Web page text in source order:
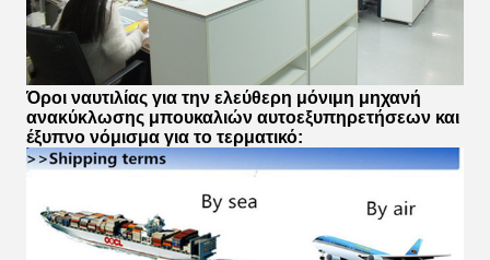
Όροι ναυτιλίας για την ελεύθερη μόνιμη μηχανή
ανακύκλωσης μπουκαλιών αυτοεξυπηρετήσεων και
έξυπνο νόμισμα για το τερματικό: